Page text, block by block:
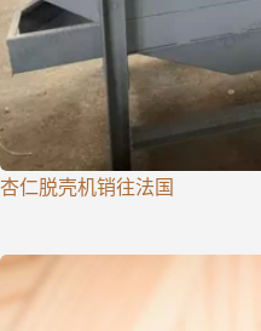
杏仁脱壳机销往法国